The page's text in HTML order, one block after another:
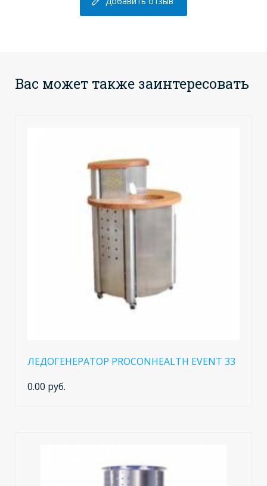
Вас может также заинтересовать
ЛЕДОГЕНЕРАТОР PROCONHEALTH EVENT 33
0.00 руб.